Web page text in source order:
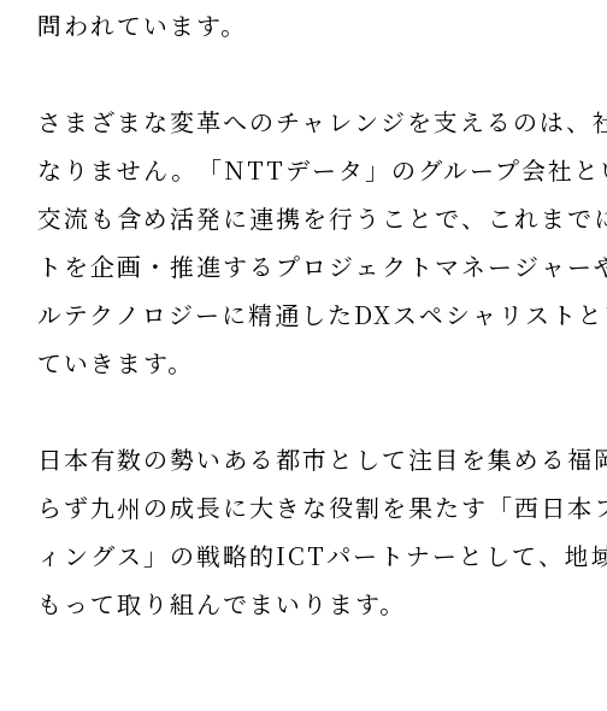
問われています。
さまざまな変革へのチャレンジを支えるのは、
なりません。「NTTデータ」のグループ会社
交流も含め活発に連携を行うことで、これまで
トを企画・推進するプロジェクトマネージャー
ルテクノロジーに精通したDXスペシャリスト
ていきます。
日本有数の勢いある都市として注目を集める福
らず九州の成長に大きな役割を果たす「西日本
ィングス」の戦略的ICTパートナーとして、地
もって取り組んでまいります。